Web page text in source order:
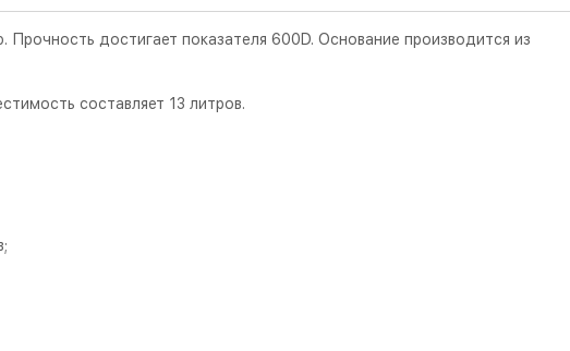
достигает показателя 600D. Основание производится из
составляет 13 литров.